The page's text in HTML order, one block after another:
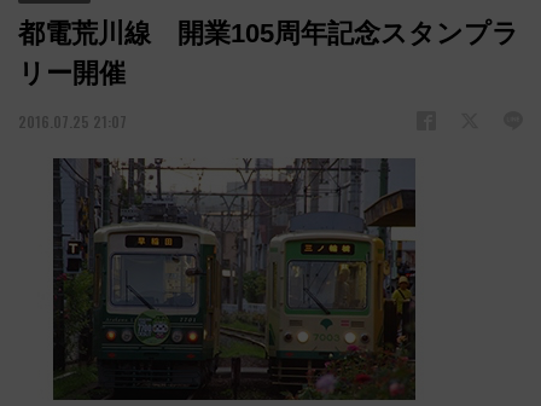
都電荒川線 開業105周年記念スタンプラ
リー開催
2016.07.25 21:07